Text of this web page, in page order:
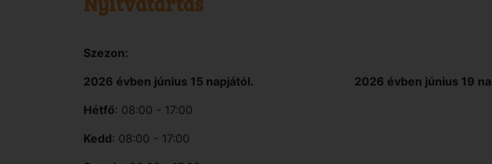
Szezon:
2026 évben június 15 napjától.
2026 évben június 19
Hétfő: 08:00 - 17:00
Kedd: 08:00 - 17:00